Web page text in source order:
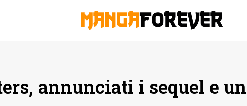
annunciati i sequel e un